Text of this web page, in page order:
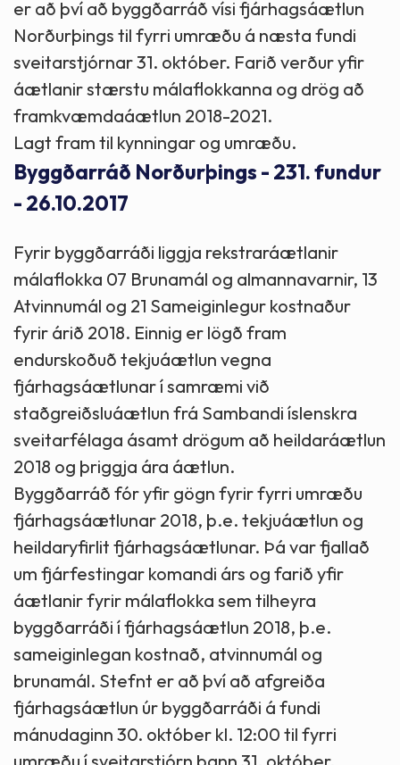
er að því að byggðarráð vísi fjárhagsáætlun
Norðurþings til fyrri umræðu á næsta fundi
sveitarstjórnar 31. október. Farið verður yfir
áætlanir stærstu málaflokkanna og drög að
framkvæmdaáætlun 2018-2021.
Lagt fram til kynningar og umræðu.
Byggðarráð Norðurþings - 231. fundur
- 26.10.2017
Fyrir byggðarráði liggja rekstraráætlanir
málaflokka 07 Brunamál og almannavarnir, 13
Atvinnumál og 21 Sameiginlegur kostnaður
fyrir árið 2018. Einnig er lögð fram
endurskoðuð tekjuáætlun vegna
fjárhagsáætlunar í samræmi við
staðgreiðsluáætlun frá Sambandi íslenskra
sveitarfélaga ásamt drögum að heildaráætlun
2018 og þriggja ára áætlun.
Byggðarráð fór yfir gögn fyrir fyrri umræðu
fjárhagsáætlunar 2018, þ.e. tekjuáætlun og
heildaryfirlit fjárhagsáætlunar. Þá var fjallað
um fjárfestingar komandi árs og farið yfir
áætlanir fyrir málaflokka sem tilheyra
byggðarráði í fjárhagsáætlun 2018, þ.e.
sameiginlegan kostnað, atvinnumál og
brunamál. Stefnt er að því að afgreiða
fjárhagsáætlun úr byggðarráði á fundi
mánudaginn 30. október kl. 12:00 til fyrri